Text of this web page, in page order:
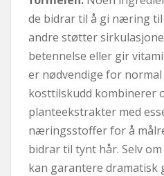
de bidrar til å gi næring til
andre støtter
betennelse eller gir
er nødvendige for
kosttilskudd kombinerer
planteekstrakter med
næringsstoffer for å
bidrar til tynt hår. Selv
kan garantere dramatisk